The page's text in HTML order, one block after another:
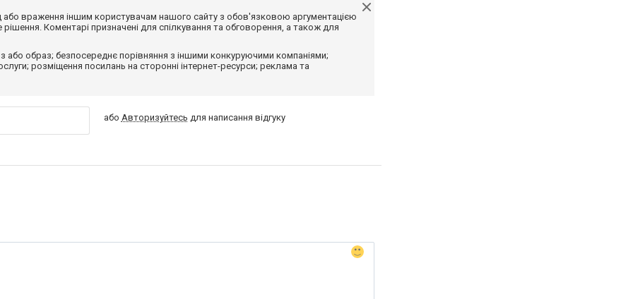
або враження іншим користувачам нашого сайту з обов'язковою аргументацією
Коментарі призначені для спілкування та обговорення, а також для
або образ; безпосереднє порівняння з іншими конкуруючими компаніями;
розміщення посилань на сторонні інтернет-ресурси; реклама та
або Авторизуйтесь для написання відгуку